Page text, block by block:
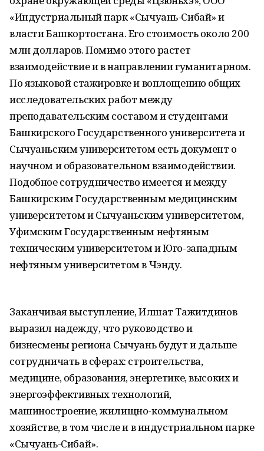
«Индустриальный парк «Сычуань-Сибай» и
власти Башкортостана. Его стоимость около 200
млн долларов. Помимо этого растет
взаимодействие и в направлении гуманитарном.
По языковой стажировке и воплощению общих
исследовательских работ между
преподавательским составом и студентами
Башкирского Государственного университета и
Сычуаньским университетом есть документ о
научном и образовательном взаимодействии.
Подобное сотрудничество имеется и между
Башкирским Государственным медицинским
университетом и Сычуаньским университетом,
Уфимским Государственным нефтяным
техническим университетом и Юго-западным
нефтяным университетом в Чэнду.
Заканчивая выступление, Илшат Тажитдинов
выразил надежду, что руководство и
бизнесмены региона Сычуань будут и дальше
сотрудничать в сферах: строительства,
медицине, образования, энергетике, высоких и
энергоэффективных технологий,
машиностроение, жилищно-коммунальном
хозяйстве, в том числе и в индустриальном парке
«Сычуань-Сибай».